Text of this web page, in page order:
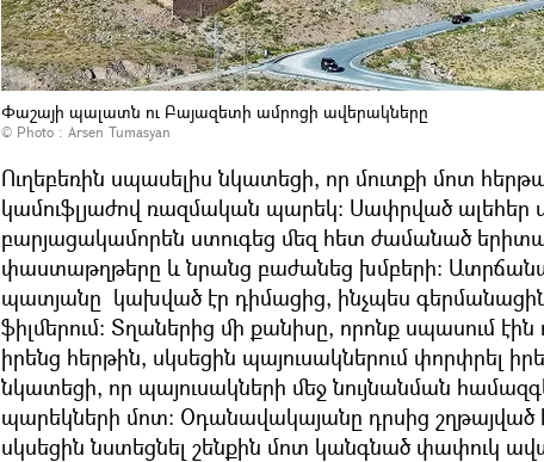
Փաշայի պալատն ու Բայազետի ամրոցի ավերակները
© Photo : Arsen Tumasyan
Ուղեբեռին սպասելիս նկատեցի, որ մուտքի մոտ
կամուֆլյաժով ռազմական պարեկ։ Սափրված ալեհեր
բարյացակամորեն ստուգեց մեզ հետ ժամանած
փաստաթղթերը և նրանց բաժանեց խմբերի։
պատյանը կախված էր դիմացից, ինչպես
ֆիլմերում։ Տղաներից մի քանիսը, որոնք սպասում էին
իրենց հերթին, սկսեցին պայուսակներում փորփրել
նկատեցի, որ պայուսակների մեջ նույնանման
պարեկների մոտ։ Օդանավակայանը դրսից շղթայված
սկսեցին նստեցնել շենքին մոտ կանգնած փափուկ